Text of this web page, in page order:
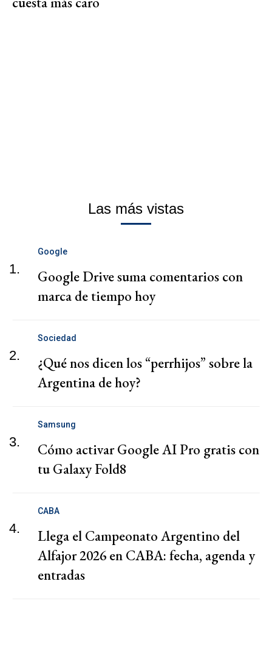
Las más vistas
1.
Google
Google Drive suma comentarios con
marca de tiempo hoy
2.
Sociedad
¿Qué nos dicen los “perrhijos” sobre la
Argentina de hoy?
3.
Samsung
Cómo activar Google AI Pro gratis con
tu Galaxy Fold8
4.
CABA
Llega el Campeonato Argentino del
Alfajor 2026 en CABA: fecha, agenda y
entradas